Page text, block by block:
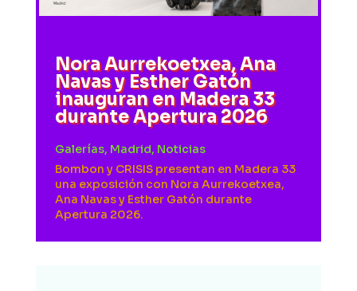
Nora Aurrekoetxea, Ana
Navas y Esther Gatón
inauguran en Madera 33
durante Apertura 2026
Galerías, Madrid, Noticias
Bombon y CRISIS presentan en Madera 33
una exposición con Nora Aurrekoetxea,
Ana Navas y Esther Gatón durante
Apertura 2026.